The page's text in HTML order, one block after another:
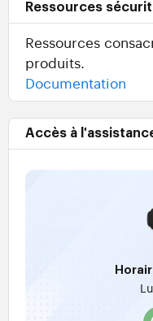
Ressources
Ressources
produits.
Documentation
Accès à